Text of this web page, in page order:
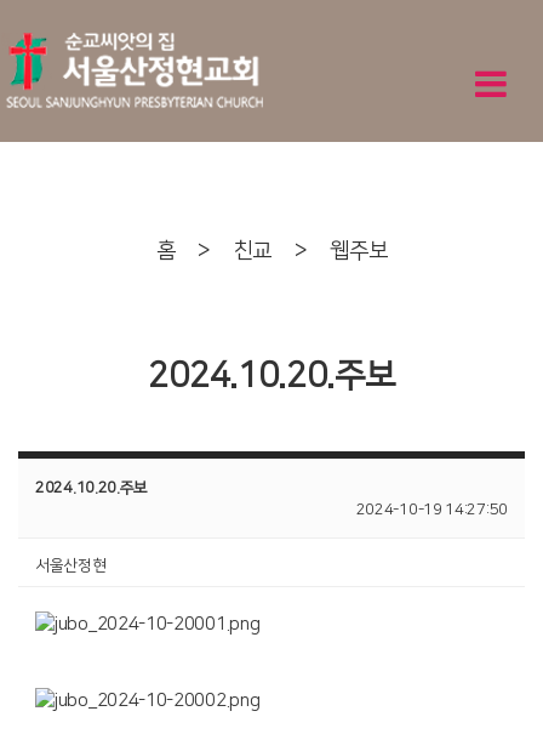
홈 > 친교 > 웹주보
2024.10.20.주보
2024.10.20.주보
2024-10-19 14:27:50
서울산정현